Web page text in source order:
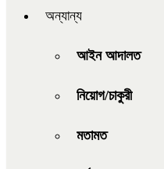
অন্যান্য
আইন আদালত
নিয়োগ/চাকুরী
মতামত